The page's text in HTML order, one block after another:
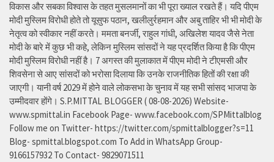
विकास और सबका विश्वास के तहत मुसलमानों का भी पूरा ख्याल रखते हैं। यदि पीएम
मोदी मुस्लिम विरोधी होते तो यूसुफ पठान, खलीलुर्रहमान और अबु ताहिर भी भी मोदी के
नेतृत्व को स्वीकार नहीं करते। ममता बनर्जी, राहुल गांधी, अखिलेश यादव जैसे नेता
मोदी के बारे में कुछ भी कहे, लेकिन मुस्लिम सांसदों ने यह प्रदर्शित किया है कि पीएम
मोदी मुस्लिम विरोधी नहीं है। 7 अगस्त की मुलाकात में पीएम मोदी ने टीएमसी और
शिवसेना से आए सांसदों को भरोसा दिलाया कि उनके राजनीतिक हितों की रक्षा की
जाएगी। यानी वर्ष 2029 में होने वाले लोकसभा के चुनाव में यह सभी सांसद भाजपा के
उम्मीदवार होंगे। S.P.MITTAL BLOGGER ( 08-08-2026) Website-
www.spmittal.in Facebook Page- www.facebook.com/SPMittalblog
Follow me on Twitter- https://twitter.com/spmittalblogger?s=11
Blog- spmittal.blogspot.com To Add in WhatsApp Group-
9166157932 To Contact- 9829071511